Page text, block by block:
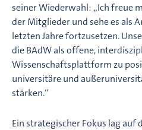
seiner Wiederwahl: „Ich freue
der Mitglieder und sehe es als
letzten Jahre fortzusetzen.
die BAdW als offene,
Wissenschaftsplattform zu
universitäre und
stärken.“
Ein strategischer Fokus lag auf